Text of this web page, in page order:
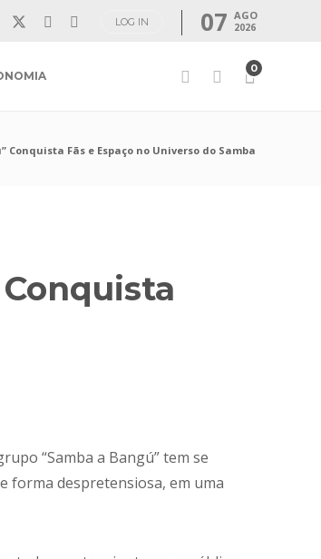
LOG IN 07 AGO
2026
0
Conquista Fãs e Espaço no Universo do Samba
“Samba a Bangú” tem se
forma despretensiosa, em uma